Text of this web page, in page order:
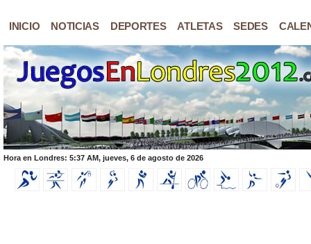
INICIO NOTICIAS DEPORTES ATLETAS SEDES
Hora en Londres: 5:37 AM, jueves, 6 de agosto de 2026